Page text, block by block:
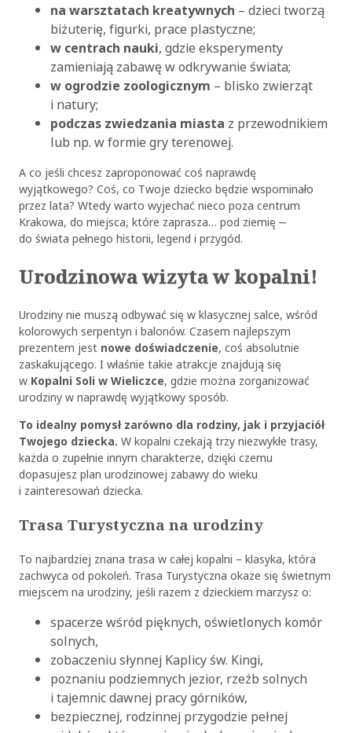
na warsztatach kreatywnych – dzieci tworzą
biżuterię, figurki, prace plastyczne;
w centrach nauki, gdzie eksperymenty
zamieniają zabawę w odkrywanie świata;
w ogrodzie zoologicznym – blisko zwierząt
i natury;
podczas zwiedzania miasta z przewodnikiem
lub np. w formie gry terenowej.
A co jeśli chcesz zaproponować coś naprawdę
wyjątkowego? Coś, co Twoje dziecko będzie wspominało
przez lata? Wtedy warto wyjechać nieco poza centrum
Krakowa, do miejsca, które zaprasza… pod ziemię ‒
do świata pełnego historii, legend i przygód.
Urodzinowa wizyta w kopalni!
Urodziny nie muszą odbywać się w klasycznej salce, wśród
kolorowych serpentyn i balonów. Czasem najlepszym
prezentem jest nowe doświadczenie, coś absolutnie
zaskakującego. I właśnie takie atrakcje znajdują się
w Kopalni Soli w Wieliczce, gdzie można zorganizować
urodziny w naprawdę wyjątkowy sposób.
To idealny pomysł zarówno dla rodziny, jak i przyjaciół
Twojego dziecka. W kopalni czekają trzy niezwykłe trasy,
każda o zupełnie innym charakterze, dzięki czemu
dopasujesz plan urodzinowej zabawy do wieku
i zainteresowań dziecka.
Trasa Turystyczna na urodziny
To najbardziej znana trasa w całej kopalni – klasyka, która
zachwyca od pokoleń. Trasa Turystyczna okaże się świetnym
miejscem na urodziny, jeśli razem z dzieckiem marzysz o:
spacerze wśród pięknych, oświetlonych komór
solnych,
zobaczeniu słynnej Kaplicy św. Kingi,
poznaniu podziemnych jezior, rzeźb solnych
i tajemnic dawnej pracy górników,
bezpiecznej, rodzinnej przygodzie pełnej